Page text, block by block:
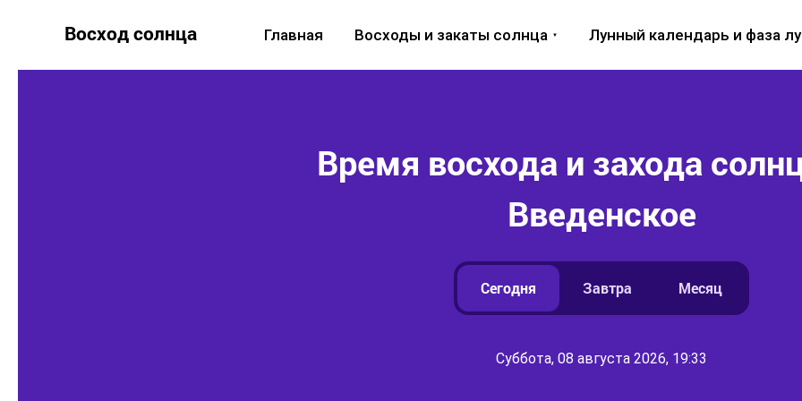
Восход солнца Главная Восходы и закаты солнца Лунный календарь и фаза
Время восхода и захода
Введенское
Сегодня Завтра Месяц
Суббота, 08 августа 2026, 19:33